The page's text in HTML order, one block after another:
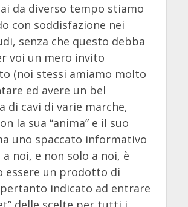
da diverso tempo stiamo
con soddisfazione nei
senza che questo debba
voi un mero invito
(noi stessi amiamo molto
ed avere un bel
di cavi di varie marche,
la sua “anima” e il suo
uno spaccato informativo
a noi, e non solo a noi, è
essere un prodotto di
indicato ad entrare